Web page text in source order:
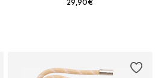
29,90€